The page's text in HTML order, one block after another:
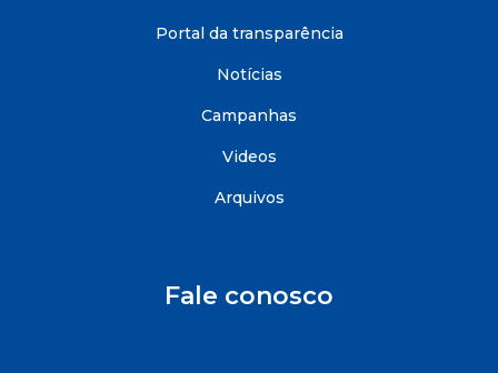
Portal da transparência
Notícias
Campanhas
Videos
Arquivos
Fale conosco